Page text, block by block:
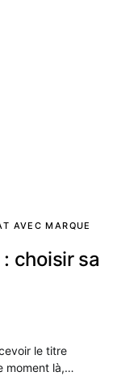
AVEC MARQUE
choisir sa
le titre
moment là,…